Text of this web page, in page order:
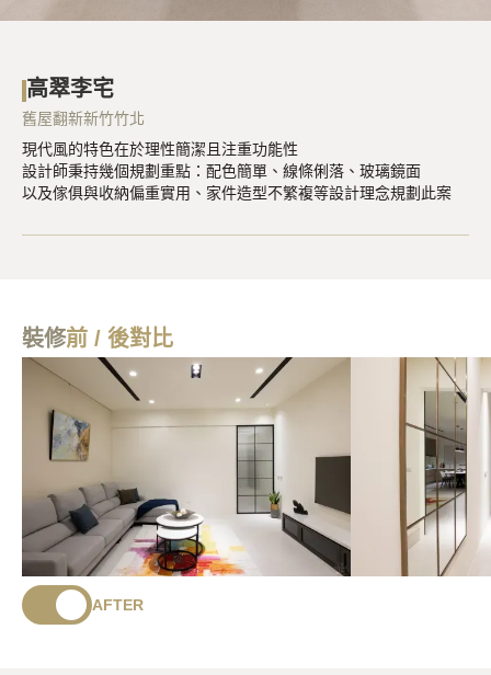
高翠李宅
舊屋翻新新竹竹北
現代風的特色在於理性簡潔且注重功能性
設計師秉持幾個規劃重點：配色簡單、線條俐落、玻璃鏡面
以及傢俱與收納偏重實用、家件造型不繁複等設計理念規劃此案
裝修前 / 後對比
AFTER